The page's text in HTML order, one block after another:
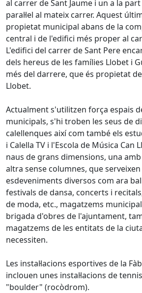
al carrer de Sant Jaume i un a la
paral·lel al mateix carrer. Aquest
propietat municipal abans de la
central i de l'edifici més proper al
L'edifici del carrer de Sant Pere
dels hereus de les famílies Llobet i
més del darrere, que és propietat
Llobet.
Actualment s'utilitzen força espais
municipals, s'hi troben les seus de
calellenques així com també els
i Calella TV i l'Escola de Música Can
naus de grans dimensions, una
altra sense columnes, que
esdeveniments diversos com ara
festivals de dansa, concerts i
de moda, etc., magatzems
brigada d'obres de l'ajuntament,
magatzems de les entitats de la
necessiten.
Les instal·lacions esportives de la
inclouen unes instal·lacions de
"boulder" (rocòdrom).